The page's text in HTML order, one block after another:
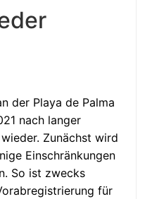
der Playa de Palma
nach langer
Zunächst wird
Einschränkungen
So ist zwecks
für